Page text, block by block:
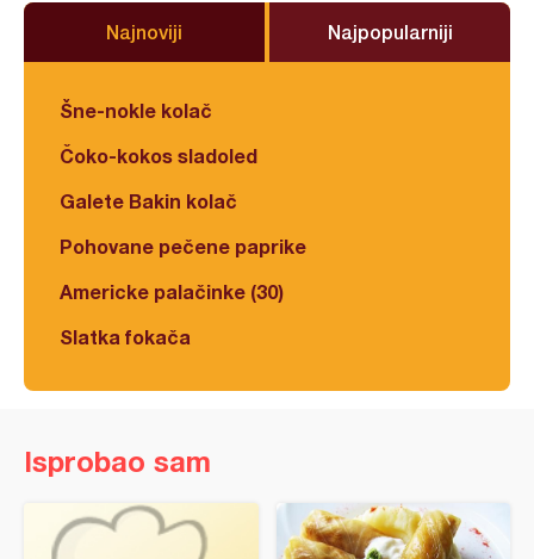
Najnoviji Najpopularniji
Šne-nokle kolač
Čoko-kokos sladoled
Galete Bakin kolač
Pohovane pečene paprike
Americke palačinke (30)
Slatka fokača
Isprobao sam